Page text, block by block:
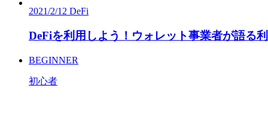
2021/2/12 DeFi
DeFiを利用しよう！ウォレット事業者が語る
BEGINNER
初心者